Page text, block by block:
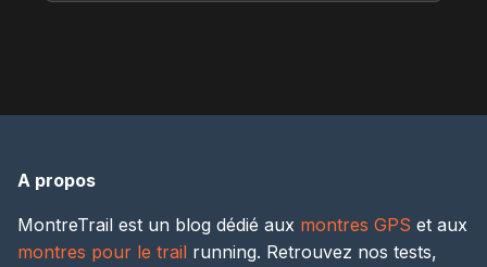
A propos
MontreTrail est un blog dédié aux montres GPS et aux
montres pour le trail running. Retrouvez nos tests,